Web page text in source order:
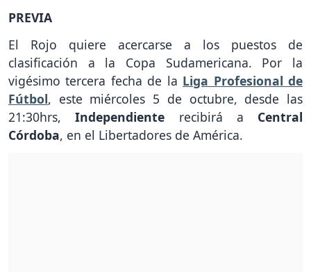
PREVIA
El Rojo quiere acercarse a los puestos de
clasificación a la Copa Sudamericana. Por la
vigésimo tercera fecha de la Liga Profesional de
Fútbol, este miércoles 5 de octubre, desde las
21:30hrs,Independiente recibirá a Central
Córdoba, en el Libertadores de América.